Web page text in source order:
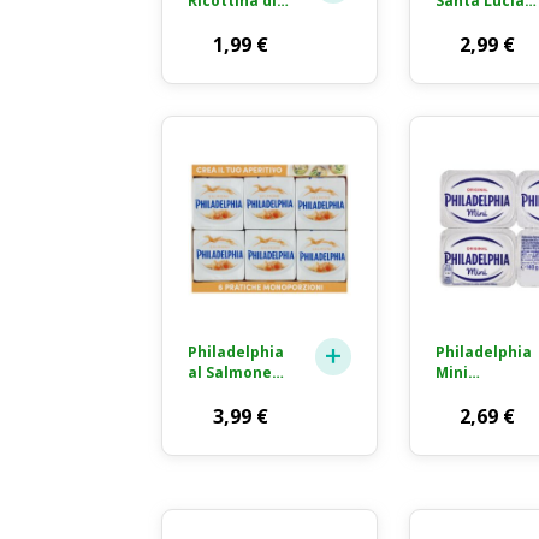
Formaggio
1,99 €
Pizza
Julienne 150g
2,99 €
Philadelphia
al Salmone
Fresco
6x25g
3,99 €
Philadelphia
Mini
Fresco
4x35g
2,69 €